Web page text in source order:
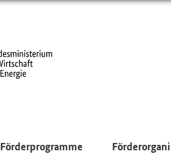
Förderprogramme